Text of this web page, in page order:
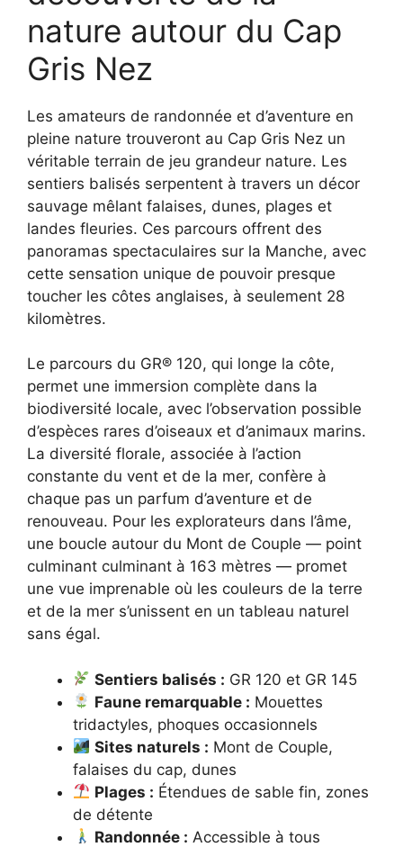
nature autour du Cap
Gris Nez
Les amateurs de randonnée et d’aventure en
pleine nature trouveront au Cap Gris Nez un
véritable terrain de jeu grandeur nature. Les
sentiers balisés serpentent à travers un décor
sauvage mêlant falaises, dunes, plages et
landes fleuries. Ces parcours offrent des
panoramas spectaculaires sur la Manche, avec
cette sensation unique de pouvoir presque
toucher les côtes anglaises, à seulement 28
kilomètres.
Le parcours du GR® 120, qui longe la côte,
permet une immersion complète dans la
biodiversité locale, avec l’observation possible
d’espèces rares d’oiseaux et d’animaux marins.
La diversité florale, associée à l’action
constante du vent et de la mer, confère à
chaque pas un parfum d’aventure et de
renouveau. Pour les explorateurs dans l’âme,
une boucle autour du Mont de Couple — point
culminant culminant à 163 mètres — promet
une vue imprenable où les couleurs de la terre
et de la mer s’unissent en un tableau naturel
sans égal.
Sentiers balisés : GR 120 et GR 145
Faune remarquable : Mouettes
tridactyles, phoques occasionnels
Sites naturels : Mont de Couple,
falaises du cap, dunes
Plages : Étendues de sable fin, zones
de détente
Randonnée : Accessible à tous